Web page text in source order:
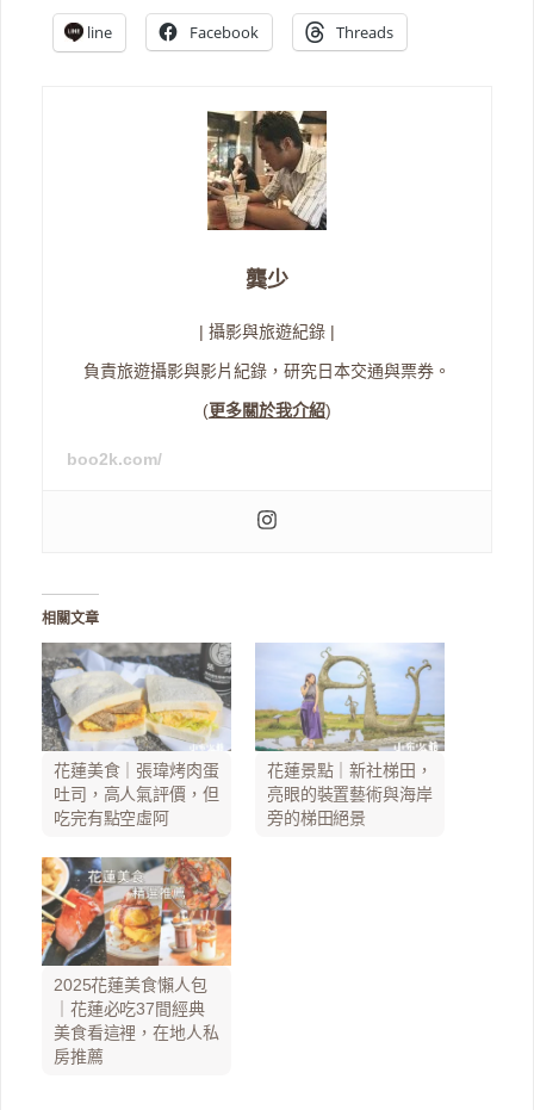
line Facebook Threads
龔少
| 攝影與旅遊紀錄 |
負責旅遊攝影與影片紀錄，研究日本交通與票券。
(更多關於我介紹)
boo2k.com/
相關文章
花蓮美食｜張瑋烤肉蛋
吐司，高人氣評價，但
吃完有點空虛阿
花蓮景點｜新社梯田，
亮眼的裝置藝術與海岸
旁的梯田絕景
2025花蓮美食懶人包
｜花蓮必吃37間經典
美食看這裡，在地人私
房推薦